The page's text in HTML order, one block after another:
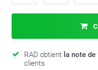
RAD obtient la note de
clients